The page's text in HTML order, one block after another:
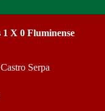
X 0 Fluminense
Serpa